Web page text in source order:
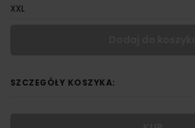
XXL
SZCZEGÓŁY KOSZYKA: